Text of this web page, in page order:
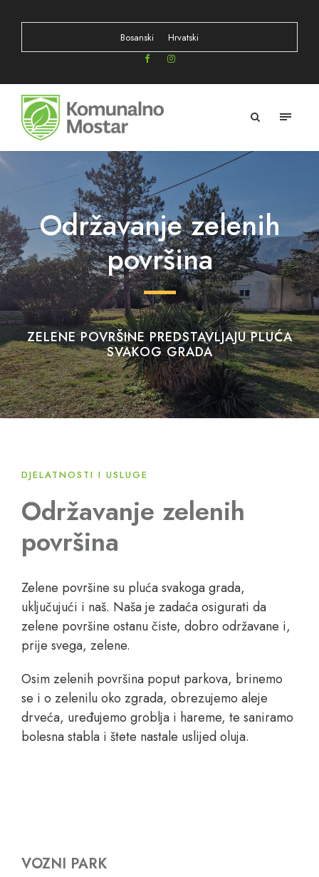
Bosanski Hrvatski
Održavanje zelenih
površina
ZELENE POVRŠINE PREDSTAVLJAJU PLUĆA
SVAKOG GRADA
DJELATNOSTI I USLUGE
Održavanje zelenih
površina
Zelene površine su pluća svakoga grada,
uključujući i naš. Naša je zadaća osigurati da
zelene površine ostanu čiste, dobro održavane i,
prije svega, zelene.
Osim zelenih površina poput parkova, brinemo
se i o zelenilu oko zgrada, obrezujemo aleje
drveća, uređujemo groblja i hareme, te saniramo
bolesna stabla i štete nastale uslijed oluja.
VOZNI PARK